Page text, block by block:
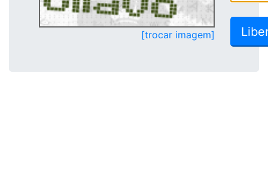
[trocar imagem]